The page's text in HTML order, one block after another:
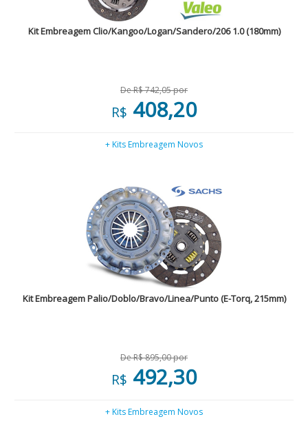
Kit Embreagem Clio/Kangoo/Logan/Sandero/206 1.0 (180mm)
De R$ 742,05 por
R$ 408,20
+ Kits Embreagem Novos
Kit Embreagem Palio/Doblo/Bravo/Linea/Punto (E-Torq, 215mm)
De R$ 895,00 por
R$ 492,30
+ Kits Embreagem Novos